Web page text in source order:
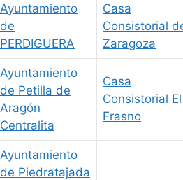
Ayuntamiento
de
PERDIGUERA
Casa
Consistorial
Zaragoza
Ayuntamiento
de Petilla de
Aragón
Centralita
Casa
Consistorial El
Frasno
Ayuntamiento
de Piedratajada